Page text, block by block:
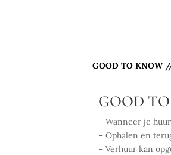
GOOD TO KNOW
GOOD
– Wanneer je
– Ophalen en
– Verhuur kan